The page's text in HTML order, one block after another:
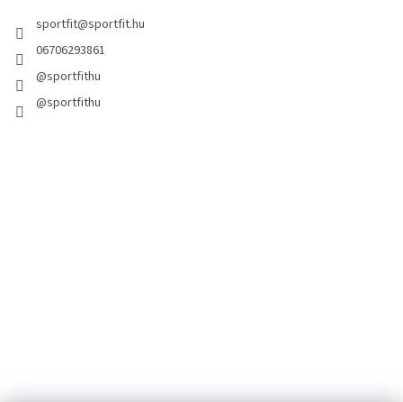
sportfit@sportfit.hu
06706293861
@sportfithu
@sportfithu